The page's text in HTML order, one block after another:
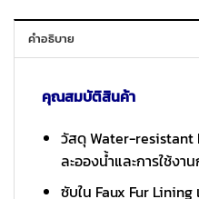
คำอธิบาย
คุณสมบัติสินค้า
วัสดุ Water-resistant
ละอองน้ำและการใช้งา
ซับใน Faux Fur